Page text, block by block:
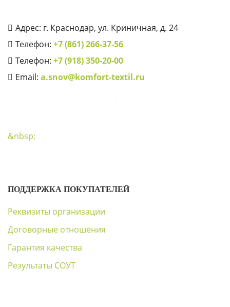
Адрес: г. Краснодар, ул. Криничная, д. 24
Телефон: +7 (861) 266-37-56
Телефон: +7 (918) 350-20-00
Email: a.snov@komfort-textil.ru
&nbsp;
ПОДДЕРЖКА ПОКУПАТЕЛЕЙ
Реквизиты организации
Договорные отношения
Гарантия качества
Результаты СОУТ